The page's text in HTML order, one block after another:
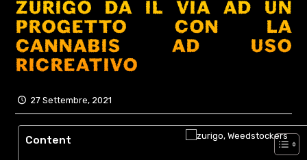
ZURIGO DA IL VIA AD UN
PROGETTO CON LA
CANNABIS AD USO
RICREATIVO
27 Settembre, 2021
Content